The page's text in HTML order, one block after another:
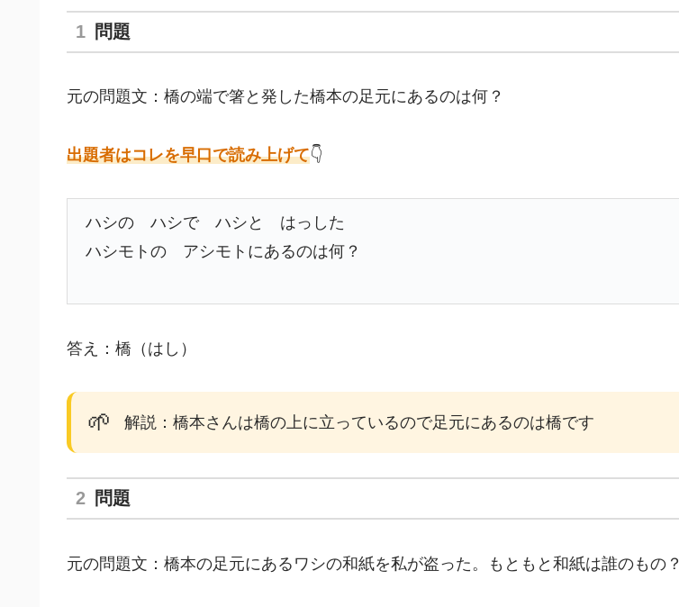
問題
元の問題文：橋の端で箸と発した橋本の足元にあるのは何？
出題者はコレを早口で読み上げて👇
ハシの ハシで ハシと はっした
ハシモトの アシモトにあるのは何？
答え：橋（はし）
🌱 解説：橋本さんは橋の上に立っているので足元にあるのは橋です
問題
元の問題文：橋本の足元にあるワシの和紙を私が盗った。もともと和紙は誰のもの？